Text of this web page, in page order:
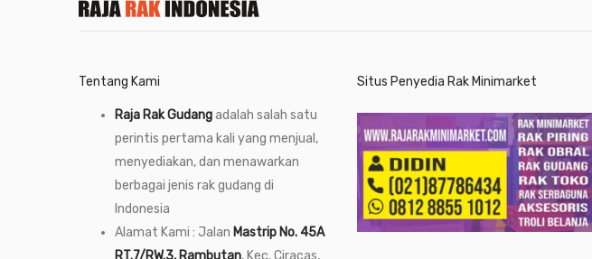
Tentang Kami
Raja Rak Gudangadalah salah satu
perintis pertama kali yang menjual,
menyediakan, dan menawarkan
berbagai jenis rak gudang di
Indonesia
Alamat Kami : Jalan Mastrip No. 45A
Situs Penyedia Rak Minimarket